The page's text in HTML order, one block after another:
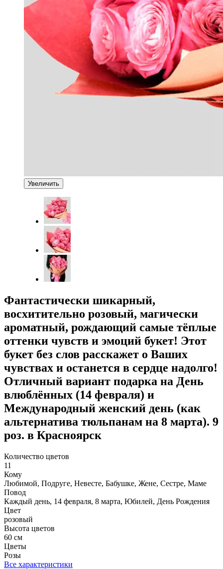
Увеличить
Фантастически шикарный,
восхитительно розовый, магически
ароматный, рождающий самые тёплые
оттенки чувств и эмоций букет! Этот
букет без слов расскажет о Ваших
чувствах и останется в сердце надолго!
Отличный вариант подарка на День
влюблённых (14 февраля) и
Международный женский день (как
альтернатива тюльпанам на 8 марта). 9
роз. в Красноярск
Количество цветов
11
Кому
Любимой, Подруге, Невесте, Бабушке, Жене, Сестре, Маме
Повод
Каждый день, 14 февраля, 8 марта, Юбилей, День Рождения
Цвет
розовый
Высота цветов
60 см
Цветы
Розы
Все характеристики